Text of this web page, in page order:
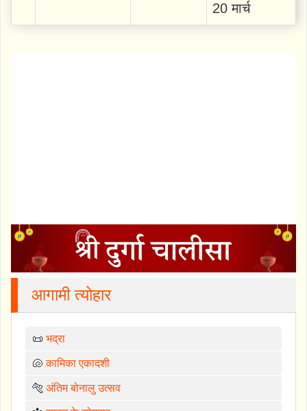
20 मार्च
आगामी त्योहार
📜 भद्रा
🐚कामिका एकादशी
🐅 अंतिम बोनालु उत्सव